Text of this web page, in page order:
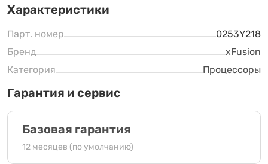
Характеристики
Парт. номер
0253Y218
Бренд
xFusion
Категория
Процессоры
Гарантия и сервис
Базовая гарантия
12 месяцев (по умолчанию)